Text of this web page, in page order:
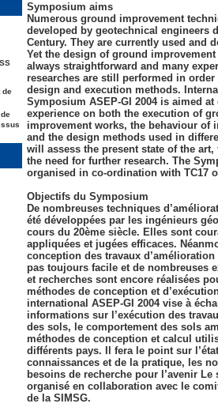
de
Symposium aims
Numerous ground improvement
developed by geotechnical engineers
Century. They are currently used and
Yet the design of ground
always straightforward and many
researches are still performed in
design and execution methods.
Symposium ASEP-GI 2004 is aimed
experience on both the execution of
improvement works, the behaviour of
and the design methods used in
will assess the present state of the art,
the need for further research. The
organised in co-ordination with TC17
Objectifs du Symposium
De nombreuses techniques
été développées par les ingénieurs
cours du 20ème siècle. Elles sont
appliquées et jugées efficaces.
conception des travaux d’amélioration
pas toujours facile et de nombreuses
et recherches sont encore réalisées
méthodes de conception et
international ASEP-GI 2004 vise à
informations sur l’exécution des
des sols, le comportement des sols
méthodes de conception et calcul
différents pays. Il fera le point sur
connaissances et de la pratique, les
besoins de recherche pour l’avenir
organisé en collaboration avec le
de la SIMSG.